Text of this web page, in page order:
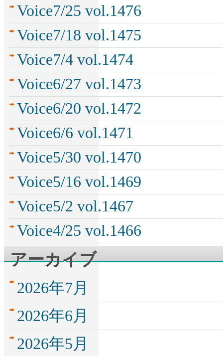
Voice7/25 vol.1476
Voice7/18 vol.1475
Voice7/4 vol.1474
Voice6/27 vol.1473
Voice6/20 vol.1472
Voice6/6 vol.1471
Voice5/30 vol.1470
Voice5/16 vol.1469
Voice5/2 vol.1467
Voice4/25 vol.1466
アーカイブ
2026年7月
2026年6月
2026年5月